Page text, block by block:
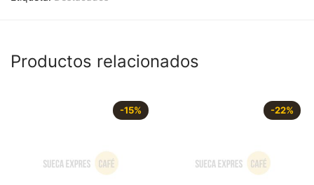
Productos relacionados
-15% -22%